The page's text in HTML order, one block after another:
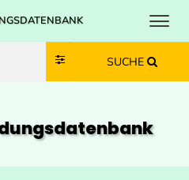
Zum Inhalt springen
Zum Navmenü springen
Zur Suche springen
Zur Footer springen
SUCHE